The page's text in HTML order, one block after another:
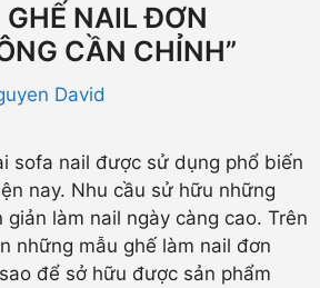
GHẾ NAIL ĐƠN
CẦN CHỈNH”
David
sofa nail được sử dụng phổ biến
nay. Nhu cầu sử hữu những
làm nail ngày càng cao. Trên
những mẫu ghế làm nail đơn
để sở hữu được sản phẩm